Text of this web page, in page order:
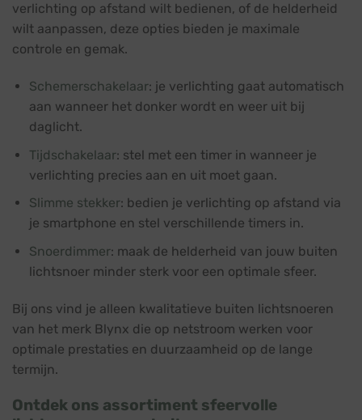
verlichting op afstand wilt bedienen, of de helderheid
wilt aanpassen, deze opties bieden je maximale
controle en gemak.
Schemerschakelaar: je verlichting gaat automatisch
aan wanneer het donker wordt en weer uit bij
daglicht.
Tijdschakelaar: stel met een timer in wanneer je
verlichting precies aan en uit moet gaan.
Slimme stekker: bedien je verlichting op afstand via
je smartphone en stel verschillende timers in.
Snoerdimmer: maak de helderheid van jouw buiten
lichtsnoer minder sterk voor een optimale sfeer.
Bij ons vind je alleen kwalitatieve buiten lichtsnoeren
van het merk Blynx die op netstroom werken voor
optimale prestaties en duurzaamheid op de lange
termijn.
Ontdek ons assortiment sfeervolle